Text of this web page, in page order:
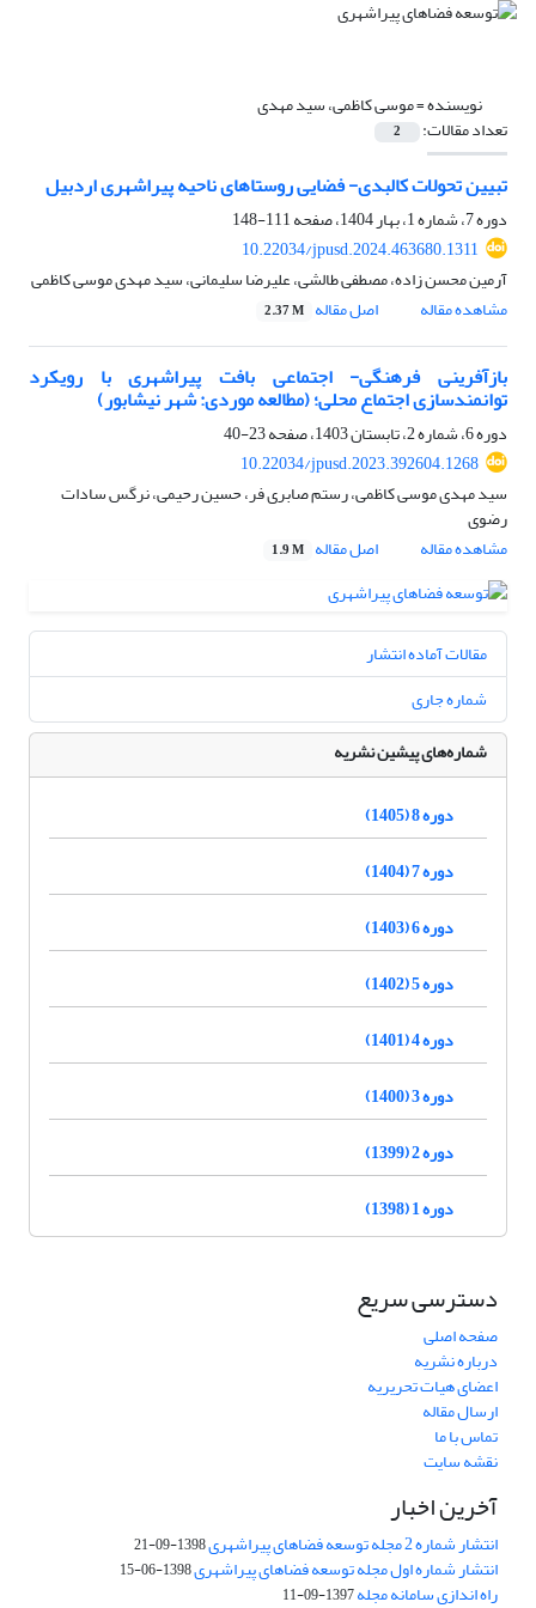
نویسنده =موسی کاظمی، سید مهدی
تعداد مقالات: 2
تبیین تحولات کالبدی- فضایی روستاهای ناحیه پیراشهری اردبیل
دوره 7، شماره 1، بهار 1404، صفحه
111-148
10.22034/jpusd.2024.463680.1311
آرمین محسن زاده، مصطفی طالشی، علیرضا سلیمانی، سید مهدی موسی کاظمی
مشاهده مقاله
اصل مقاله 2.37 M
بازآفرینی فرهنگی- اجتماعی بافت پیراشهری با رویکرد
توانمندسازی اجتماع محلی؛ (مطالعه موردی: شهر نیشابور)
دوره 6، شماره 2، تابستان 1403، صفحه
23-40
10.22034/jpusd.2023.392604.1268
سید مهدی موسی کاظمی، رستم صابری فر، حسین رحیمی، نرگس سادات
رضوی
مشاهده مقاله
اصل مقاله 1.9 M
مقالات آماده انتشار
شماره جاری
شماره‌های پیشین نشریه
دوره 8 (1405)
دوره 7 (1404)
دوره 6 (1403)
دوره 5 (1402)
دوره 4 (1401)
دوره 3 (1400)
دوره 2 (1399)
دوره 1 (1398)
دسترسی سریع
صفحه اصلی
درباره نشریه
اعضای هیات تحریریه
ارسال مقاله
تماس با ما
نقشه سایت
آخرین اخبار
انتشار شماره 2 مجله توسعه فضاهای پیراشهری 1398-09-21
انتشار شماره اول مجله توسعه فضاهای پیراشهری1398-06-15
راه اندازی سامانه مجله1397-09-11